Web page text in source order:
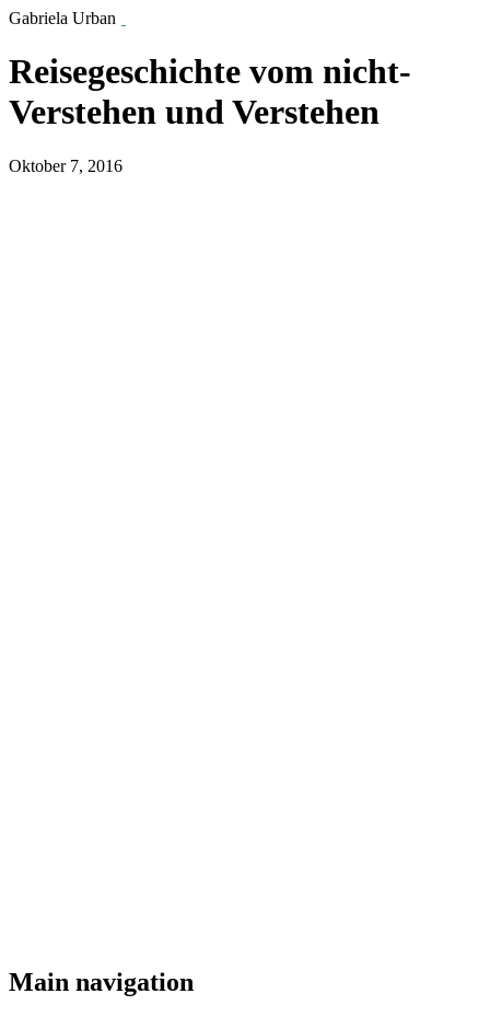
Gabriela Urban
Reisegeschichte vom nicht-
Verstehen und Verstehen
Oktober 7, 2016
Main navigation